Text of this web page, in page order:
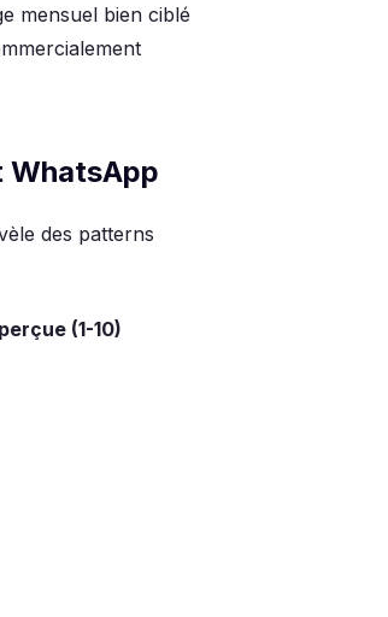
mensuel bien ciblé
WhatsApp
des patterns
(1-10)